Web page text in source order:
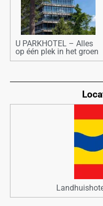
U PARKHOTEL – Alles
op één plek in het groen